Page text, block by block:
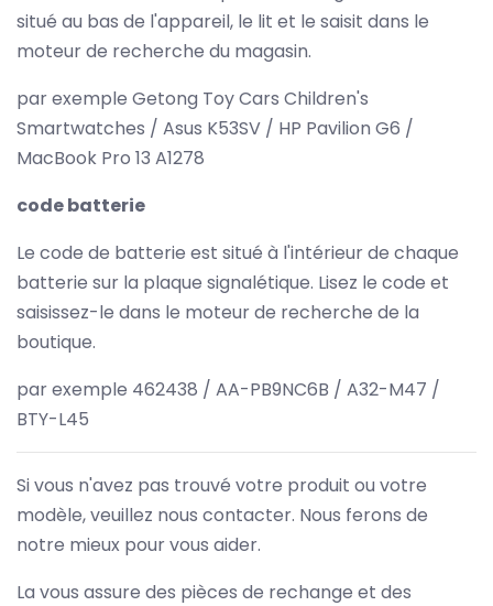
situé au bas de l'appareil, le lit et le saisit dans le
moteur de recherche du magasin.
par exemple Getong Toy Cars Children's
Smartwatches / Asus K53SV / HP Pavilion G6 /
MacBook Pro 13 A1278
code batterie
Le code de batterie est situé à l'intérieur de chaque
batterie sur la plaque signalétique. Lisez le code et
saisissez-le dans le moteur de recherche de la
boutique.
par exemple 462438 / AA-PB9NC6B / A32-M47 /
BTY-L45
Si vous n'avez pas trouvé votre produit ou votre
modèle, veuillez nous contacter. Nous ferons de
notre mieux pour vous aider.
La vous assure des pièces de rechange et des